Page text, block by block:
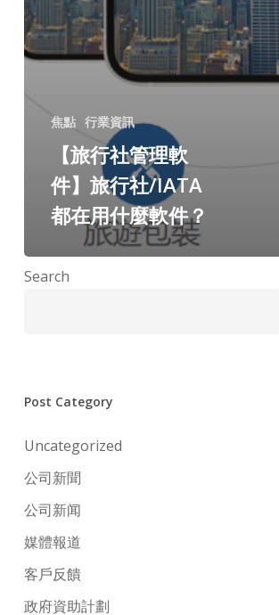
焦點 行業資訊
【旅行社管理軟
件】旅行社/IATA
都在用什麼軟件？
Search
Post Category
Uncategorized
公司新聞
公司新闻
媒體報道
客戶反饋
政府資助計劃